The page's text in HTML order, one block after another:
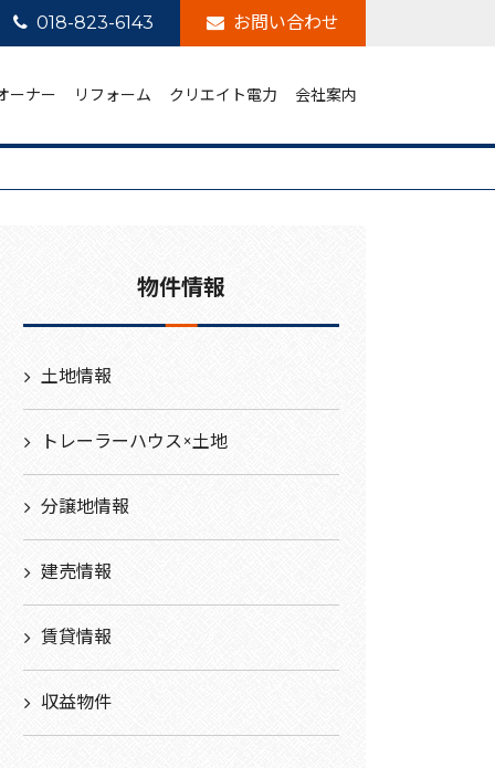
018-823-6143 お問い合わせ
ーナー リフォーム クリエイト電力 会社案内
物件情報
土地情報
トレーラーハウス×土地
分譲地情報
建売情報
賃貸情報
収益物件